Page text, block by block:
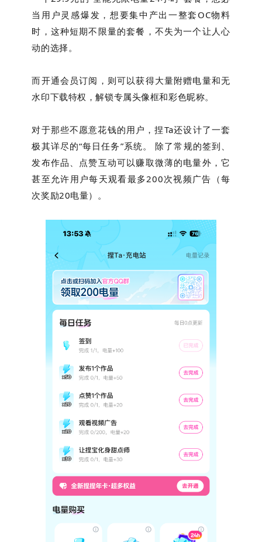
当用户灵感爆发，想要集中产出一整套OC物料
时，这种短期不限量的套餐，不失为一个让人心
动的选择。
而开通会员订阅，则可以获得大量附赠电量和无
水印下载特权，解锁专属头像框和彩色昵称。
对于那些不愿意花钱的用户，捏Ta还设计了一套
极其详尽的“每日任务”系统。 除了常规的签到、
发布作品、点赞互动可以赚取微薄的电量外，它
甚至允许用户每天观看最多200次视频广告（每
次奖励20电量）。